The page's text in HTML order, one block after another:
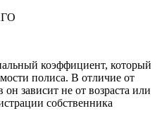
коэффициент, который
полиса. В отличие от
зависит не от возраста или
собственника